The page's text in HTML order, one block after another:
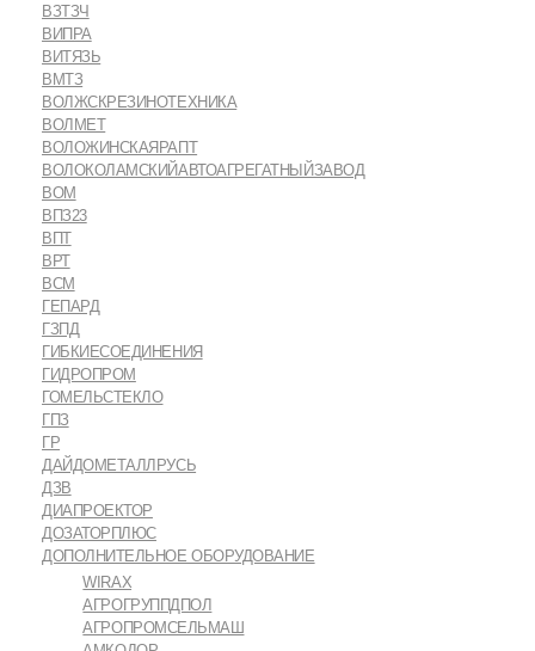
ВЗТЗЧ
ВИПРА
ВИТЯЗЬ
ВМТЗ
ВОЛЖСКРЕЗИНОТЕХНИКА
ВОЛМЕТ
ВОЛОЖИНСКАЯРАПТ
ВОЛОКОЛАМСКИЙАВТОАГРЕГАТНЫЙЗАВОД
ВОМ
ВПЗ23
ВПТ
ВРТ
ВСМ
ГЕПАРД
ГЗПД
ГИБКИЕСОЕДИНЕНИЯ
ГИДРОПРОМ
ГОМЕЛЬСТЕКЛО
ГПЗ
ГР
ДАЙДОМЕТАЛЛРУСЬ
ДЗВ
ДИАПРОЕКТОР
ДОЗАТОРПЛЮС
ДОПОЛНИТЕЛЬНОЕ ОБОРУДОВАНИЕ
WIRAX
АГРОГРУППДПОЛ
АГРОПРОМСЕЛЬМАШ